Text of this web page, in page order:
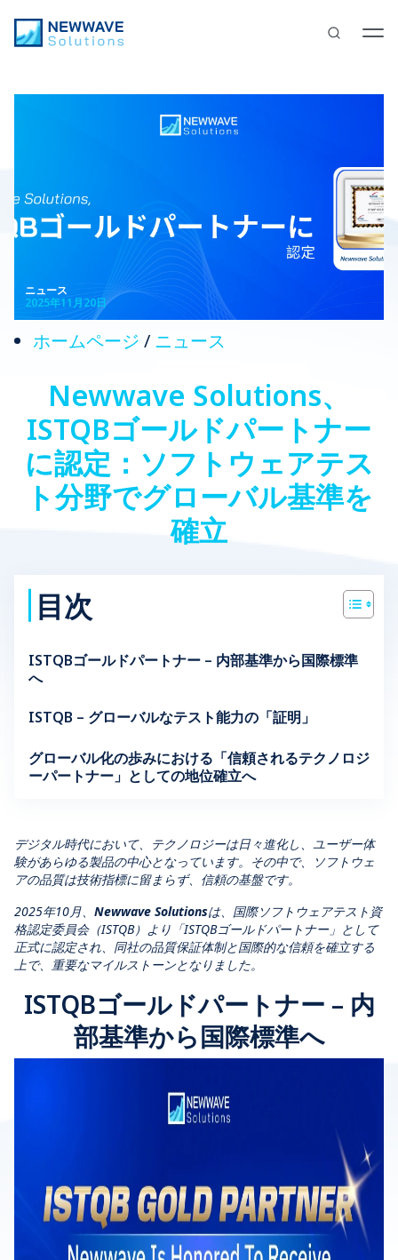
ニュース
2025年11月20日
ホームページ / ニュース
Newwave Solutions、
ISTQBゴールドパートナー
に認定：ソフトウェアテス
ト分野でグローバル基準を
確立
デジタル時代において、テクノロジーは日々進化し、ユーザー体
験があらゆる製品の中心となっています。その中で、ソフトウェ
アの品質は技術指標に留まらず、信頼の基盤です。
2025年10月、 Newwave Solutionsは、国際ソフトウェアテスト資
格認定委員会（ISTQB）より「ISTQBゴールドパートナー」として
正式に認定され、同社の品質保証体制と国際的な信頼を確立する
上で、重要なマイルストーンとなりました。
ISTQBゴールドパートナー – 内
部基準から国際標準へ
目次
ISTQBゴールドパートナー – 内部基準から国際標準
へ
ISTQB – グローバルなテスト能力の「証明」
グローバル化の歩みにおける「信頼されるテクノロジ
ーパートナー」としての地位確立へ